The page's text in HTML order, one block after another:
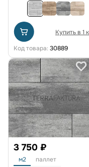
Купить в 1
Код товара: 30889
3 750 ₽
м2 паллет